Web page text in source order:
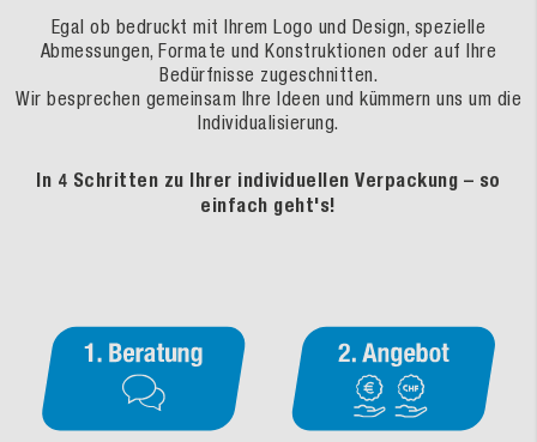
Egal ob bedruckt mit Ihrem Logo und Design, spezielle
Abmessungen, Formate und Konstruktionen oder auf Ihre
Bedürfnisse zugeschnitten.
Wir besprechen gemeinsam Ihre Ideen und kümmern uns um die
Individualisierung.
In 4 Schritten zu Ihrer individuellen Verpackung – so
einfach geht's!